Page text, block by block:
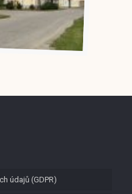
údajů (GDPR)